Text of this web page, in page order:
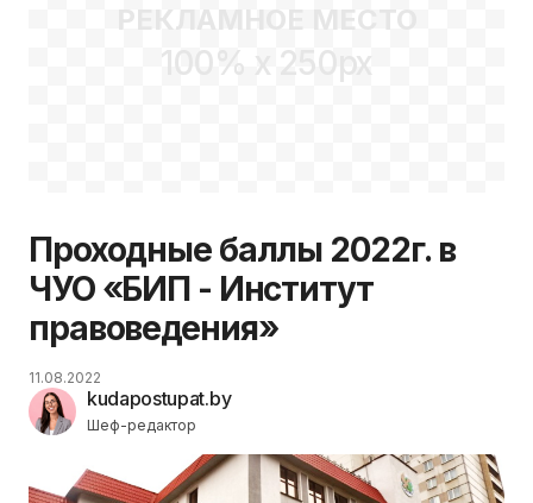
РЕКЛАМНОЕ МЕСТО
100% x 250px
Проходные баллы 2022г. в
ЧУО «БИП - Институт
правоведения»
kudapostupat.by
Шеф-редактор
11.08.2022